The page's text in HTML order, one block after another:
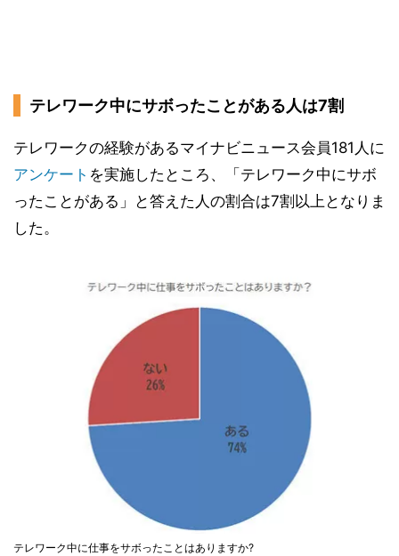
テレワーク中にサボったことがある人は7割
テレワークの経験があるマイナビニュース会員181人に
アンケート を実施したところ、「テレワーク中にサボ
ったことがある」と答えた人の割合は7割以上となりま
した。
テレワーク中に仕事をサボったことはありますか?